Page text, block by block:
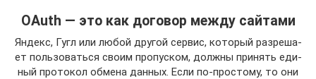
OAuth — это как договор между сайтами
Яндекс, Гугл или любой дру­гой сер­вис, кото­рый раз­ре­ша­
ет поль­зо­вать­ся сво­им про­пус­ком, долж­ны при­нять еди­
ный про­то­кол обме­на дан­ных. Если по-простому, то они